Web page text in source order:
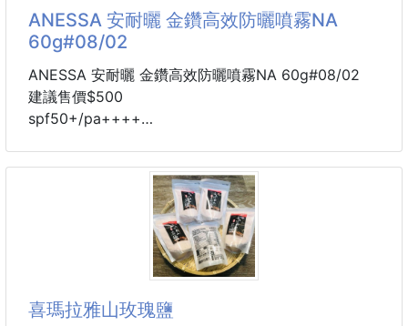
沒有鋪天蓋地的廣告，光靠高規格的調香
就在韓國掀起大批香迷排隊瘋搶！🔥
更是男神 DAY6 金元弼 的私房香氛品牌 🤍
比起容易揮發的液態香水 💦
就像是從肌膚底層自帶的「偽體香」🧸☁️
ANESSA 安耐曬 金鑽高效防曬噴霧NA
60g#08/02
ANESSA 安耐曬 金鑽高效防曬噴霧NA 60g#08/02
建議售價$500
spf50+/pa++++
首創動態修補UV防禦膜，偵測脫落防曬或縫隙，並立
即自動修補，徹底守護眼周、臉頰斑點易生成部位。
添加五項激抗光複合修護精華，可以做到"抗光老化、
喜瑪拉雅山玫瑰鹽